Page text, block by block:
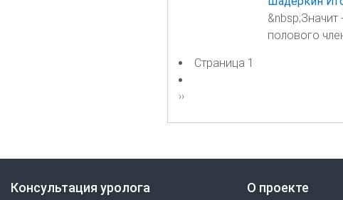
полового
Нумерация
страниц
Страница 1
Следующая
››
Консультация уролога О проекте